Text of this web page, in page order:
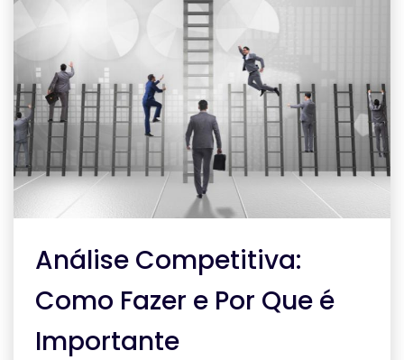
Análise Competitiva:
Como Fazer e Por Que é
Importante